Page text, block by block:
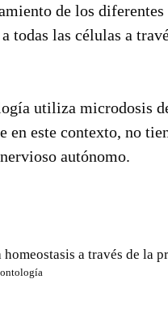
de los diferentes
todas las células a
utiliza microdosis
en este contexto, no
autónomo.